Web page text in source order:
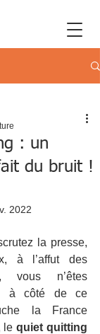
: un
du bruit !
2022
la presse,
à l’affut des
vous n’êtes
à côté de ce
la France
le